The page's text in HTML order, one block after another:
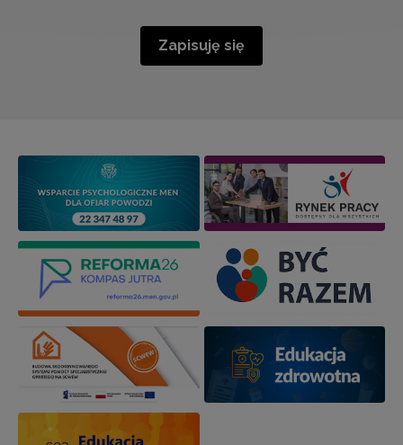
Zapisuję się